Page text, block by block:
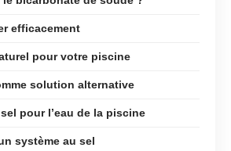
efficacement
pour votre piscine
solution alternative
pour l’eau de la piscine
système au sel